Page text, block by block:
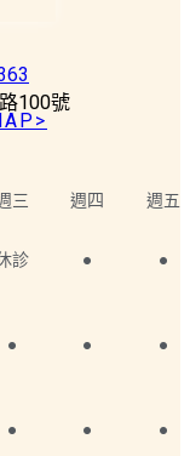
100號
三 週四 週五
診 ● ●
● ● ●
● ● ●